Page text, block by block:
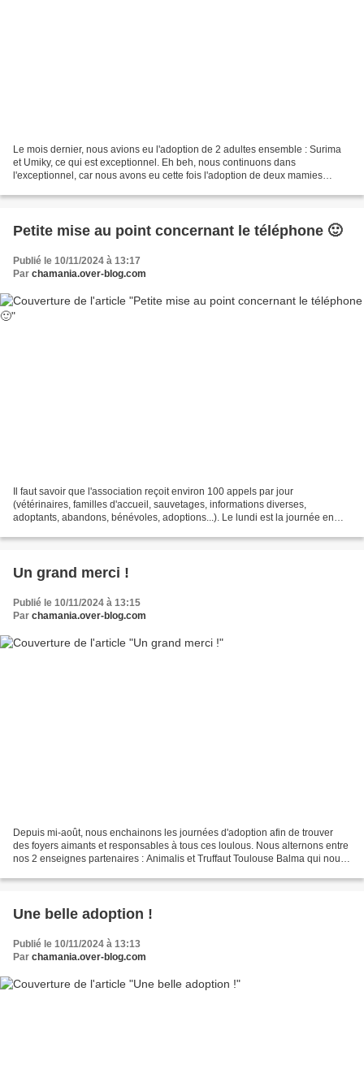
Le mois dernier, nous avions eu l'adoption de 2 adultes ensemble : Surima
et Umiky, ce qui est exceptionnel. Eh beh, nous continuons dans
l'exceptionnel, car nous avons eu cette fois l'adoption de deux mamies
Petite mise au point concernant le téléphone 🙂
Publié le 10/11/2024 à 13:17
Par chamania.over-blog.com
Il faut savoir que l'association reçoit environ 100 appels par jour
(vétérinaires, familles d'accueil, sauvetages, informations diverses,
adoptants, abandons, bénévoles, adoptions...). Le lundi est la journée en
Un grand merci !
Publié le 10/11/2024 à 13:15
Par chamania.over-blog.com
Depuis mi-août, nous enchainons les journées d'adoption afin de trouver
des foyers aimants et responsables à tous ces loulous. Nous alternons entre
nos 2 enseignes partenaires : Animalis et Truffaut Toulouse Balma qui nous
Une belle adoption !
Publié le 10/11/2024 à 13:13
Par chamania.over-blog.com